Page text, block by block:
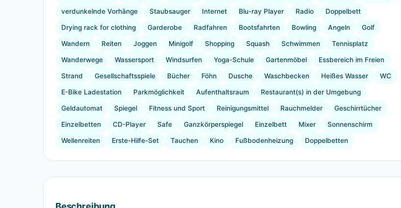
verdunkelnde Vorhänge Staubsauger Internet Blu-ray Player Radio Doppelbett
Drying rack for clothing Garderobe Radfahren Bootsfahrten Bowling Angeln Golf
Wandern Reiten Joggen Minigolf Shopping Squash Schwimmen Tennisplatz
Wanderwege Wassersport Windsurfen Yoga-Schule Gartenmöbel Essbereich im Freien
Strand Gesellschaftsspiele Bücher Föhn Dusche Waschbecken Heißes Wasser WC
E-Bike Ladestation Parkmöglichkeit Aufenthaltsraum Restaurant(s) in der Umgebung
Geldautomat Spiegel Fitness und Sport Reinigungsmittel Rauchmelder Geschirrtücher
Einzelbetten CD-Player Safe Ganzkörperspiegel Einzelbett Mixer Sonnenschirm
Wellenreiten Erste-Hilfe-Set Tauchen Kino Fußbodenheizung Doppelbetten